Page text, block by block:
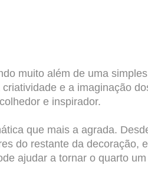
muito além de uma
e a imaginação
e inspirador.
que mais a agrada.
do restante da decoração,
ajudar a tornar o quarto